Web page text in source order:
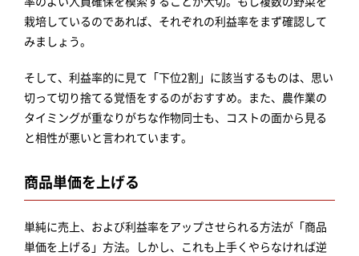
栽培しているのであれば、それぞれの利益率をまず確認して
みましょう。
そして、利益率的に見て「下位2割」に該当するものは、思い
切って切り捨てる覚悟をするのがおすすめ。また、農作業の
タイミングが重なりがちな作物同士も、コストの面から見る
と相性が悪いと言われています。
商品単価を上げる
単純に売上、および利益率をアップさせられる方法が「商品
単価を上げる」方法。しかし、これも上手くやらなければ逆